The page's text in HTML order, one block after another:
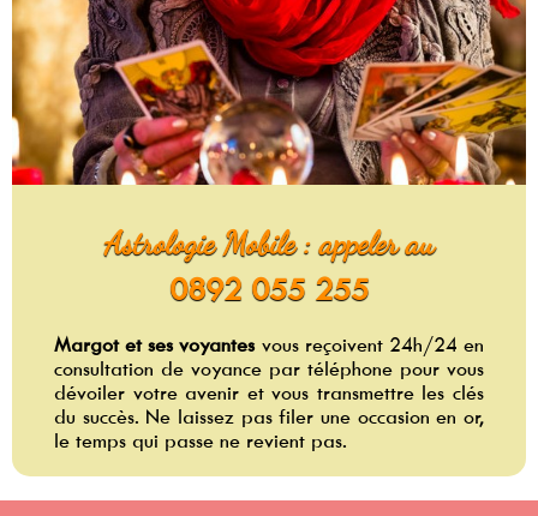
Astrologie Mobile : appeler au
0892 055 255
Margot et ses voyantesvous reçoivent 24h/24 en
consultation de voyance par téléphone pour vous
dévoiler votre avenir et vous transmettre les clés
du succès. Ne laissez pas filer une occasion en or,
le temps qui passe ne revient pas.